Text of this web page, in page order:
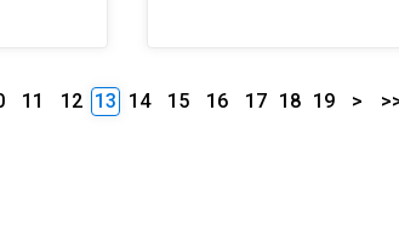
11 12 13 14 15 16 17 18 19 >